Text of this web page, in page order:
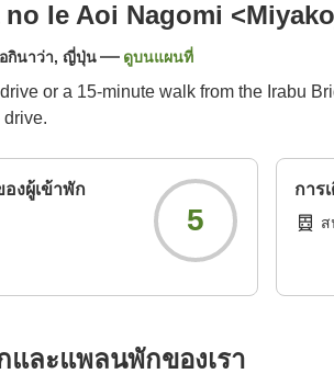
Ie Aoi Nagomi
กินาว่า, ญี่ปุ่น ดูบนแผนที่
or a 15-minute walk from the Irabu
งผู้เข้าพัก
5
การ
ส
และแพลนพักของเรา